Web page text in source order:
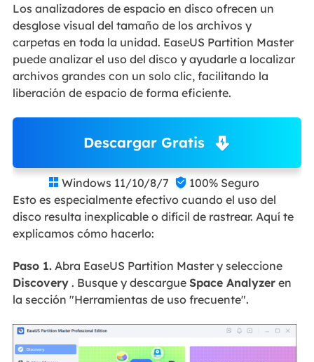
Los analizadores de espacio en disco ofrecen un
desglose visual del tamaño de los archivos y
carpetas en toda la unidad. EaseUS Partition Master
puede analizar el uso del disco y ayudarle a localizar
archivos grandes con un solo clic, facilitando la
liberación de espacio de forma eficiente.
Descargar Gratis
 Windows 11/10/8/7  100% Seguro
Esto es especialmente efectivo cuando el uso del
disco resulta inexplicable o difícil de rastrear. Aquí te
explicamos cómo hacerlo:
Paso 1.Abra EaseUS Partition Master y seleccione
Discovery. Busque y descargue Space Analyzeren
la sección "Herramientas de uso frecuente".